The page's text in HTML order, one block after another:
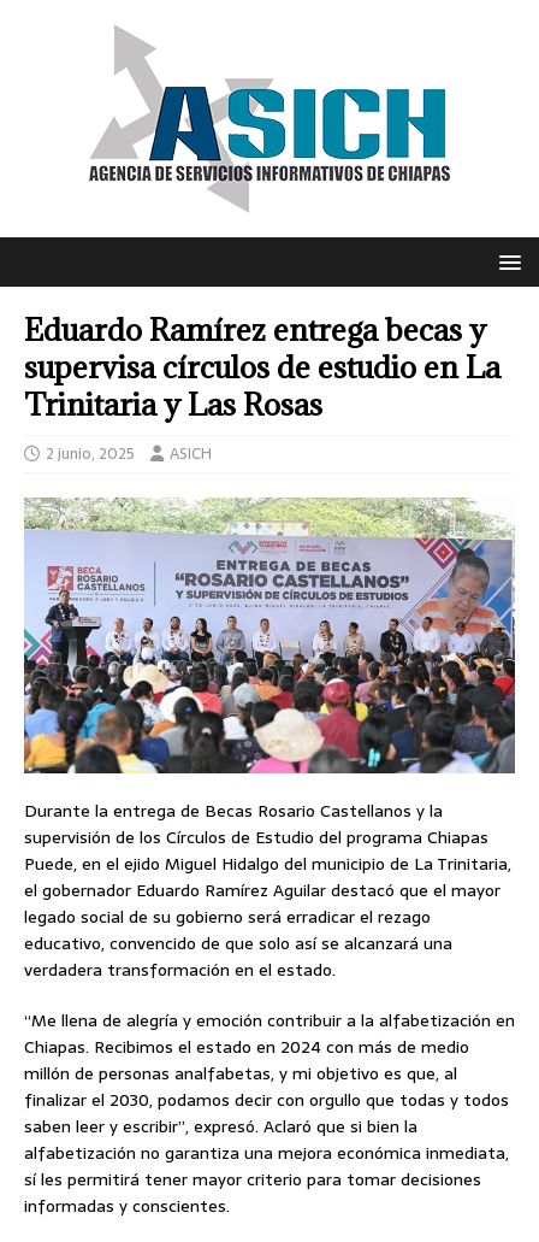
Eduardo Ramírez entrega becas y
supervisa círculos de estudio en La
Trinitaria y Las Rosas
2 junio, 2025 ASICH
Durante la entrega de Becas Rosario Castellanos y la
supervisión de los Círculos de Estudio del programa Chiapas
Puede, en el ejido Miguel Hidalgo del municipio de La Trinitaria,
el gobernador Eduardo Ramírez Aguilar destacó que el mayor
legado social de su gobierno será erradicar el rezago
educativo, convencido de que solo así se alcanzará una
verdadera transformación en el estado.
“Me llena de alegría y emoción contribuir a la alfabetización en
Chiapas. Recibimos el estado en 2024 con más de medio
millón de personas analfabetas, y mi objetivo es que, al
finalizar el 2030, podamos decir con orgullo que todas y todos
saben leer y escribir”, expresó. Aclaró que si bien la
alfabetización no garantiza una mejora económica inmediata,
sí les permitirá tener mayor criterio para tomar decisiones
informadas y conscientes.